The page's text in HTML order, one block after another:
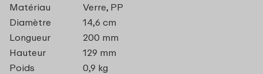
Matériau
Verre, PP
Diamètre
14,6 cm
Longueur
200 mm
Hauteur
129 mm
Poids
0,9 kg